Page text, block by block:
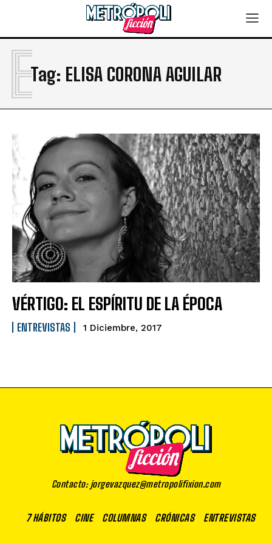
Tag: ELISA CORONA AGUILAR
E
VÉRTIGO: EL ESPÍRITU DE LA ÉPOCA
ENTREVISTAS 1 Diciembre, 2017
Contacto: jorgevazquez@metropolifixion.com
7 HÁBITOS CINE COLUMNAS CRÓNICAS ENTREVISTAS